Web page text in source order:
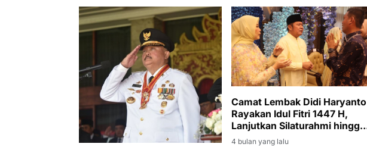
Camat Lembak Didi Haryanto
Rayakan Idul Fitri 1447 H,
Lanjutkan Silaturahmi hingga
ke Rumah Gubernur Sumsel
4 bulan yang lalu